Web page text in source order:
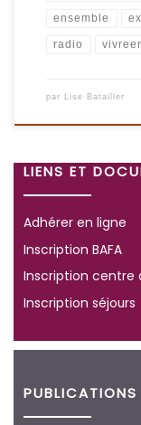
ensemble
radio
par Lise Batailler
LIENS ET
Adhérer en ligne
Inscription BAFA
Inscription centre
Inscription séjours
PUBLICATIONS